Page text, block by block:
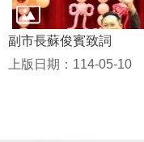
副市長蘇俊賓致詞
上版日期：114-05-10